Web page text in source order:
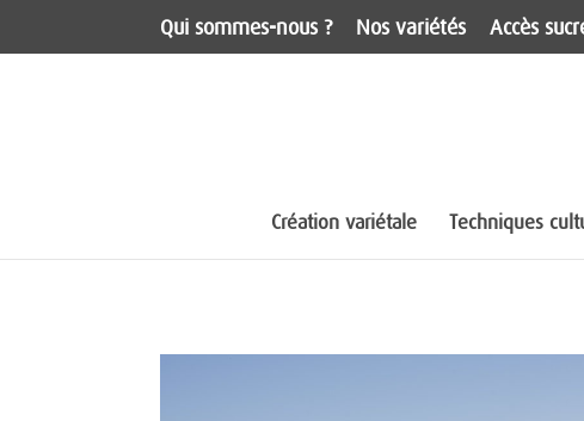
Qui sommes-nous ? Nos variétés Accès
Création variétale Techniques